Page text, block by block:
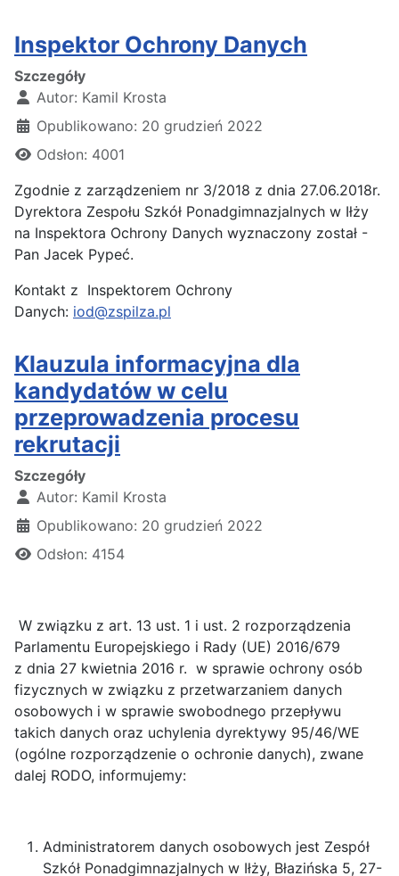
Inspektor Ochrony Danych
Szczegóły
Autor: Kamil Krosta
Opublikowano: 20 grudzień 2022
Odsłon: 4001
Zgodnie z zarządzeniem nr 3/2018 z dnia 27.06.2018r.
Dyrektora Zespołu Szkół Ponadgimnazjalnych w Iłży
na Inspektora Ochrony Danych wyznaczony został -
Pan Jacek Pypeć.
Kontakt z Inspektorem Ochrony
Danych: iod@zspilza.pl
Klauzula informacyjna dla
kandydatów w celu
przeprowadzenia procesu
rekrutacji
Szczegóły
Autor: Kamil Krosta
Opublikowano: 20 grudzień 2022
Odsłon: 4154
W związku z art. 13 ust. 1 i ust. 2 rozporządzenia
Parlamentu Europejskiego i Rady (UE) 2016/679
z dnia 27 kwietnia 2016 r. w sprawie ochrony osób
fizycznych w związku z przetwarzaniem danych
osobowych i w sprawie swobodnego przepływu
takich danych oraz uchylenia dyrektywy 95/46/WE
(ogólne rozporządzenie o ochronie danych), zwane
dalej RODO, informujemy:
Administratorem danych osobowych jest Zespół
Szkół Ponadgimnazjalnych w Iłży, Błazińska 5, 27-